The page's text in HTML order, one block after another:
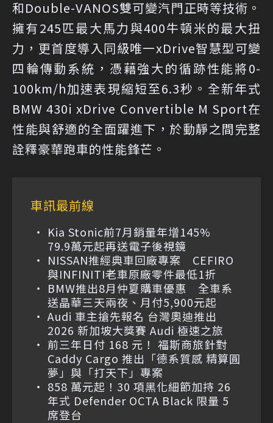
和Double-VANOS雙可變汽門正時等技術。
擁有245匹最大馬力與400牛頓米的最大扭
力，更首度導入同級唯一xDrive智慧型可變
四輪傳動系統，憑藉強大的循跡性能將0-
100km/h加速表現縮短至6.3秒。全新年式
BMW 430i xDrive Convertible M Sport在
性能與舒適的全面躍進下，於動靜之間完整
詮釋豪華跑車的性能鋒芒。
車訊最前線
Kia Stonic前7月銷量年增145%
79.9萬元起再送電子後視鏡
NISSAN推經典車回廠專案 CEFIRO
與INFINITI老車原廠零件最低1折
BMW推出8月仲夏購車優惠 全車系
送晶華三天兩夜、月付5,900元起
Audi 車主搶先報名 台灣奧迪推出
2026 新加坡大獎賽 Audi 極速之旅
前三年日付 168 元！ 福斯商旅針對
Caddy Cargo 推出「德系質感 精算圓
夢」與「打天下」專案
858 萬元起！30 項黑化細節加持 26
年式 Defender OCTA Black 限量 5
席登台